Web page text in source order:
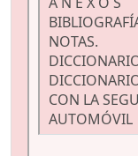
NOTAS.
CON LA
AUTOMÓVIL